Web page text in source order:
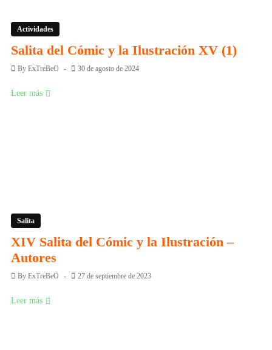
Actividades
Salita del Cómic y la Ilustración XV (1)
By ExTreBeO 30 de agosto de 2024
Leer más
Salita
XIV Salita del Cómic y la Ilustración –
Autores
By ExTreBeO 27 de septiembre de 2023
Leer más